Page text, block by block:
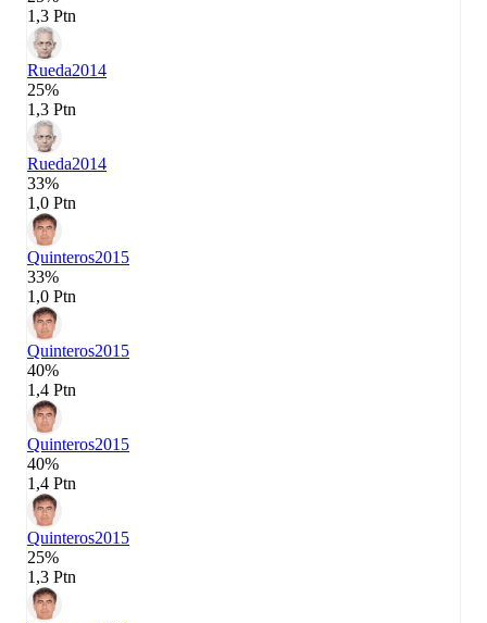
1,3 Ptn
Rueda2014
25%
1,3 Ptn
Rueda2014
33%
1,0 Ptn
Quinteros2015
33%
1,0 Ptn
Quinteros2015
40%
1,4 Ptn
Quinteros2015
40%
1,4 Ptn
Quinteros2015
25%
1,3 Ptn